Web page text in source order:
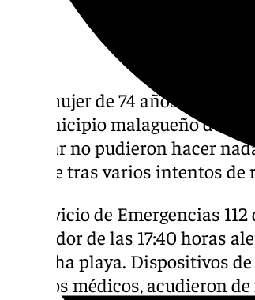
Una mujer de 74 años falleció
el municipio malagueño de
al lugar no pudieron hacer
muerte tras varios intentos
El Servicio de Emergencias
alrededor de las 17:40 horas
en dicha playa. Dispositivos
equipos médicos, acudieron